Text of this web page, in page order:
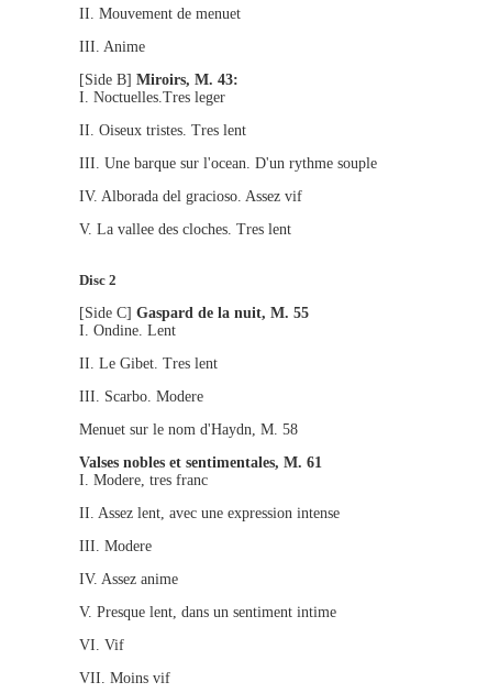
II. Mouvement de menuet
III. Anime
[Side B] Miroirs, M. 43:
I. Noctuelles.Tres leger
II. Oiseux tristes. Tres lent
III. Une barque sur l'ocean. D'un rythme souple
IV. Alborada del gracioso. Assez vif
V. La vallee des cloches. Tres lent
Disc 2
[Side C] Gaspard de la nuit, M. 55
I. Ondine. Lent
II. Le Gibet. Tres lent
III. Scarbo. Modere
Menuet sur le nom d'Haydn, M. 58
Valses nobles et sentimentales, M. 61
I. Modere, tres franc
II. Assez lent, avec une expression intense
III. Modere
IV. Assez anime
V. Presque lent, dans un sentiment intime
VI. Vif
VII. Moins vif